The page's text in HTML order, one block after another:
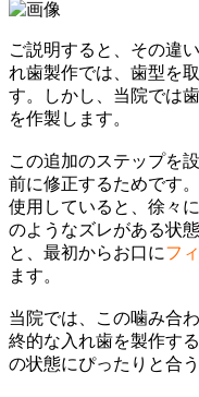
ご説明すると、その違
れ歯製作では、歯型を
す。しかし、当院では
を作製します。
この追加のステップを
前に修正するためです
使用していると、徐々
のようなズレがある状
と、最初からお口にフ
ます。
当院では、この噛み合
終的な入れ歯を製作す
の状態にぴったりと合